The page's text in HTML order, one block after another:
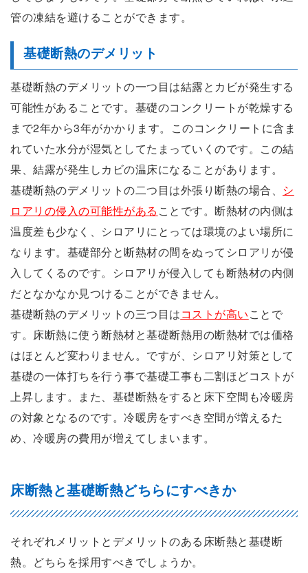
管の凍結を避けることができます。
基礎断熱のデメリット
基礎断熱のデメリットの一つ目は結露とカビが発生する
可能性があることです。基礎のコンクリートが乾燥する
まで2年から3年がかかります。このコンクリートに含ま
れていた水分が湿気としてたまっていくのです。この結
果、結露が発生しカビの温床になることがあります。
基礎断熱のデメリットの二つ目は外張り断熱の場合、 シ
ロアリの侵入の可能性がある ことです。断熱材の内側は
温度差も少なく、シロアリにとっては環境のよい場所に
なります。基礎部分と断熱材の間をぬってシロアリが侵
入してくるのです。シロアリが侵入しても断熱材の内側
だとなかなか見つけることができません。
基礎断熱のデメリットの三つ目はコストが高いことで
す。床断熱に使う断熱材と基礎断熱用の断熱材では価格
はほとんど変わりません。ですが、シロアリ対策として
基礎の一体打ちを行う事で基礎工事も二割ほどコストが
上昇します。また、基礎断熱をすると床下空間も冷暖房
の対象となるのです。冷暖房をすべき空間が増えるた
め、冷暖房の費用が増えてしまいます。
床断熱と基礎断熱どちらにすべきか
それぞれメリットとデメリットのある床断熱と基礎断
熱。どちらを採用すべきでしょうか。